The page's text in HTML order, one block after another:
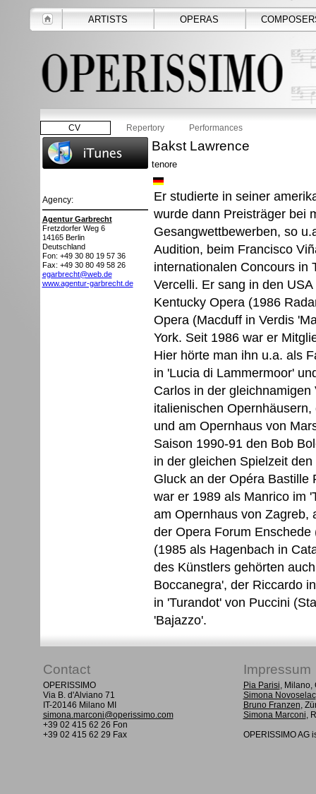
ARTISTS OPERAS
CV Repertory Performances
Agency:
Agentur Garbrecht
Fretzdorfer Weg 6
14165 Berlin
Deutschland
Fon: +49 30 80 19 57 36
Fax: +49 30 80 49 58 26
egarbrecht@web.de
www.agentur-garbrecht.de
Bakst Lawrence
tenore
Er studierte in seiner
wurde dann Preisträger bei
Gesangwettbewerben, so
Audition, beim Francisco
internationalen Concours in
Vercelli. Er sang in den
Kentucky Opera (1986
Opera (Macduff in Verdis
York. Seit 1986 war er
Hier hörte man ihn u.a. als
in 'Lucia di Lammermoor'
Carlos in der
italienischen
und am Opernhaus von
Saison 1990-91 den Bob
in der gleichen Spielzeit
Gluck an der Opéra Bastille
war er 1989 als Manrico im
am Opernhaus von Zagreb,
der Opera Forum
(1985 als Hagenbach in
des Künstlers gehörten
Boccanegra', der Riccardo
in 'Turandot' von Puccini
'Bajazzo'.
Contact Impressum
OPERISSIMO
Via B. d'Alviano 71
IT-20146 Milano MI
simona.marconi@operissimo.com
+39 02 415 62 26 Fon
+39 02 415 62 29 Fax
Pia Parisi, Milano,
Simona Novoselac
Bruno Franzen,
Simona Marconi,
OPERISSIMO AG